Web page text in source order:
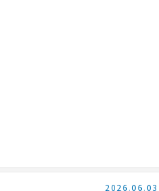
2026.06.03